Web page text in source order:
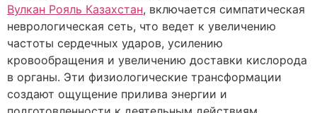
Вулкан Рояль Казахстан, включается симпатическая
неврологическая сеть, что ведет к увеличению
частоты сердечных ударов, усилению
кровообращения и увеличению доставки кислорода
в органы. Эти физиологические трансформации
создают ощущение прилива энергии и